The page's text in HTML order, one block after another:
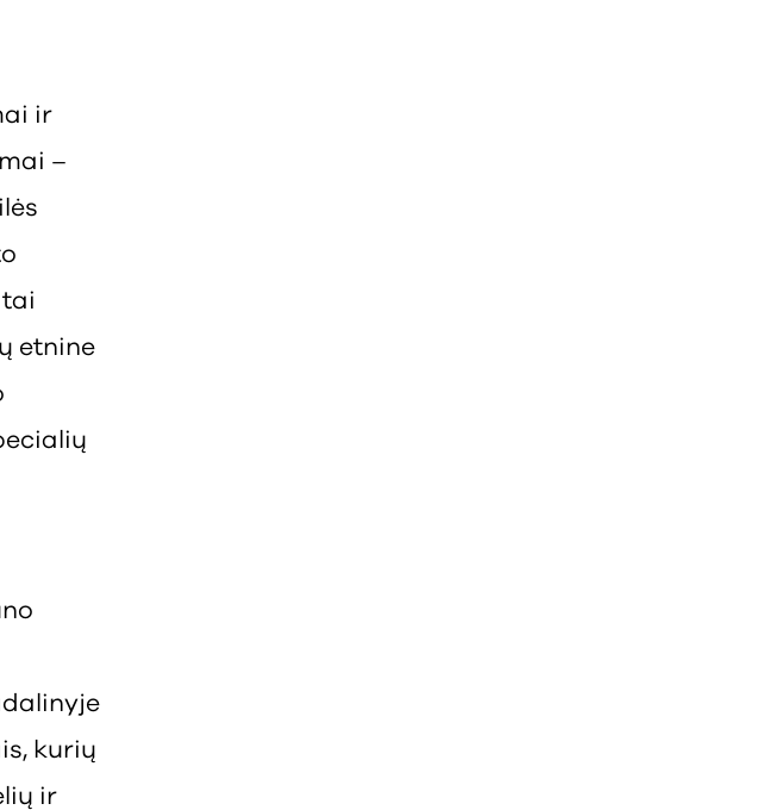
ir
–
tai
etnine
kurių
ir